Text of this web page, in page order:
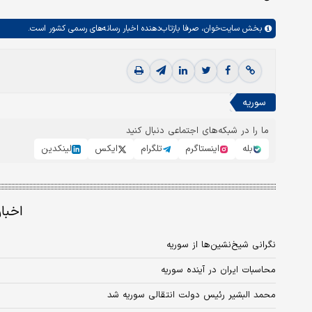
بخش سایت‌خوان، صرفا بازتاب‌دهنده اخبار رسانه‌های رسمی کشور است.
سوریه
ما را در شبکه‌های اجتماعی دنبال کنید
بله
اینستاگرم تلگرام ایکس لینکدین
نگرانی شیخ‌نشین‌ها از سوریه
محاسبات ایران در آینده سوریه
محمد البشیر رئیس دولت انتقالی سوریه شد